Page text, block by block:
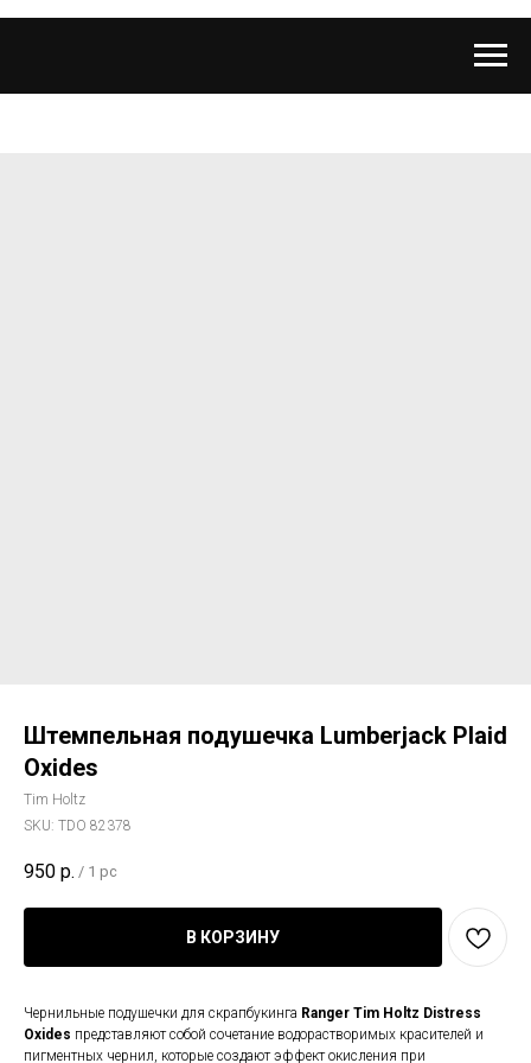
Штемпельная подушечка Lumberjack Plaid
Oxides
Tim Holtz
SKU: TDO 82378
950 р. / 1 pc
В КОРЗИНУ
Чернильные подушечки для скрапбукинга Ranger Tim Holtz Distress
Oxides представляют собой сочетание водорастворимых красителей и
пигментных чернил, которые создают эффект окисления при